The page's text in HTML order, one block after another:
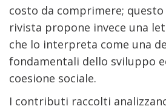
costo da comprimere;
rivista propone invece una
che lo interpreta come una
fondamentali dello sviluppo
coesione sociale.
I contributi raccolti